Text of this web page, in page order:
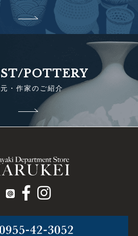
POTTERY
・作家のご紹介